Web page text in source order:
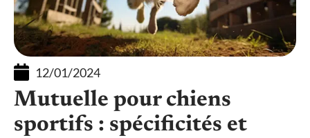
12/01/2024
Mutuelle pour chiens
sportifs : spécificités et